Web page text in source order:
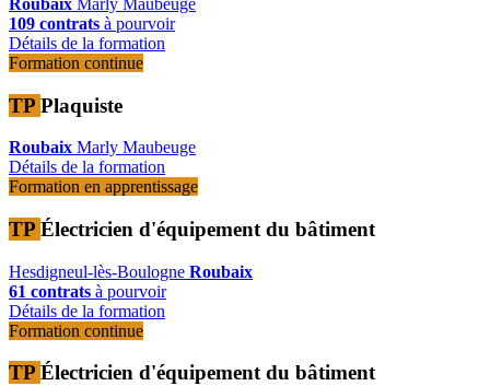
109 contrats à pourvoir
Détails de la formation
Formation continue
TP Plaquiste
Roubaix Marly Maubeuge
Détails de la formation
Formation en apprentissage
TP Électricien d'équipement du bâtiment
Hesdigneul-lès-Boulogne Roubaix
61 contrats à pourvoir
Détails de la formation
Formation continue
TP Électricien d'équipement du bâtiment